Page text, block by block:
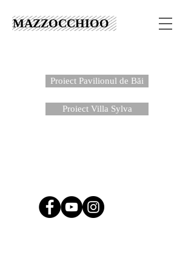
MAZZOCCHIOO
Proiect Pavilionul de Băi
Proiect Villa Sylva